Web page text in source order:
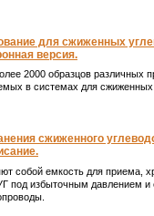
для сжиженных
версия.
2000 образцов различных
в системах для
сжиженного
собой емкость для приема,
под избыточным давлением и